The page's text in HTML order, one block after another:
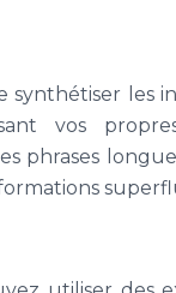
synthétiser les
vos
phrases